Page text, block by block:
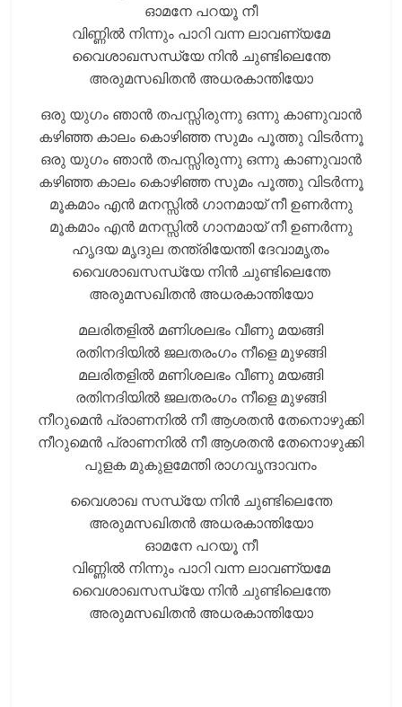
ഓമനേ പറയൂ നീ
വിണ്ണില്‍ നിന്നും പാറി വന്ന ലാവണ്യമേ
വൈശാഖസന്ധ്യേ നിന്‍ ചുണ്ടിലെന്തേ
അരുമസഖിതന്‍ അധരകാന്തിയോ
ഒരു യുഗം ഞാന്‍ തപസ്സിരുന്നു ഒന്നു കാണുവാന്‍
കഴിഞ്ഞ കാലം കൊഴിഞ്ഞ സുമം പൂത്തു വിടര്‍ന്നൂ
ഒരു യുഗം ഞാന്‍ തപസ്സിരുന്നു ഒന്നു കാണുവാന്‍
കഴിഞ്ഞ കാലം കൊഴിഞ്ഞ സുമം പൂത്തു വിടര്‍ന്നൂ
മൂകമാം എന്‍ മനസ്സില്‍ ഗാനമായ് നീ ഉണര്‍ന്നു
മൂകമാം എന്‍ മനസ്സില്‍ ഗാനമായ് നീ ഉണര്‍ന്നു
ഹൃദയ മൃദുല തന്ത്രിയേന്തി ദേവാമൃതം
വൈശാഖസന്ധ്യേ നിന്‍ ചുണ്ടിലെന്തേ
അരുമസഖിതന്‍ അധരകാന്തിയോ
മലരിതളില്‍ മണിശലഭം വീണു മയങ്ങി
രതിനദിയില്‍ ജലതരംഗം നീളെ മുഴങ്ങി
മലരിതളില്‍ മണിശലഭം വീണു മയങ്ങി
രതിനദിയില്‍ ജലതരംഗം നീളെ മുഴങ്ങി
നീറുമെന്‍ പ്രാണനില്‍ നീ ആശതന്‍ തേനൊഴുക്കി
നീറുമെന്‍ പ്രാണനില്‍ നീ ആശതന്‍ തേനൊഴുക്കി
പുളക മുകുളമേന്തി രാഗവൃന്ദാവനം
വൈശാഖ സന്ധ്യേ നിന്‍ ചുണ്ടിലെന്തേ
അരുമസഖിതന്‍ അധരകാന്തിയോ
ഓമനേ പറയൂ നീ
വിണ്ണില്‍ നിന്നും പാറി വന്ന ലാവണ്യമേ
വൈശാഖസന്ധ്യേ നിന്‍ ചുണ്ടിലെന്തേ
അരുമസഖിതന്‍ അധരകാന്തിയോ